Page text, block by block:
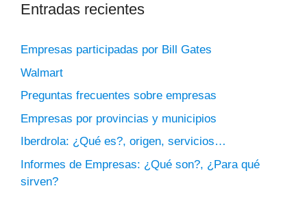
Entradas recientes
Empresas participadas por Bill Gates
Walmart
Preguntas frecuentes sobre empresas
Empresas por provincias y municipios
Iberdrola: ¿Qué es?, origen, servicios…
Informes de Empresas: ¿Qué son?, ¿Para qué
sirven?